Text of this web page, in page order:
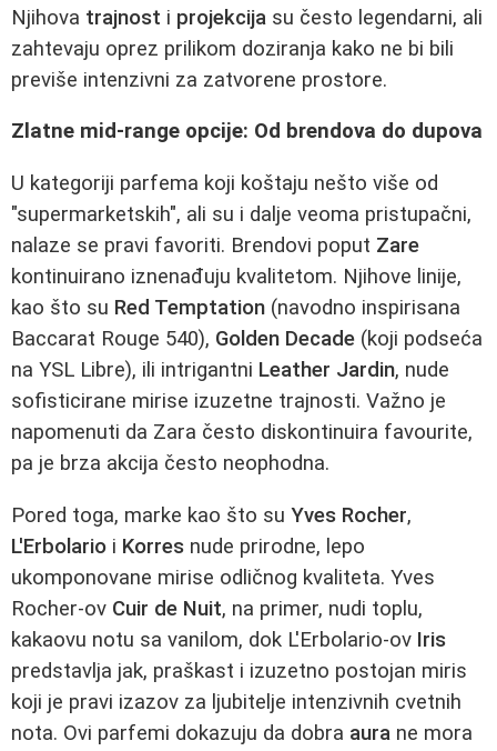
Njihova trajnost i projekcija su često legendarni, ali
zahtevaju oprez prilikom doziranja kako ne bi bili
previše intenzivni za zatvorene prostore.
Zlatne mid-range opcije: Od brendova do dupova
U kategoriji parfema koji koštaju nešto više od
"supermarketskih", ali su i dalje veoma pristupačni,
nalaze se pravi favoriti. Brendovi poput Zare
kontinuirano iznenađuju kvalitetom. Njihove linije,
kao što su Red Temptation (navodno inspirisana
Baccarat Rouge 540), Golden Decade (koji podseća
na YSL Libre), ili intrigantni Leather Jardin, nude
sofisticirane mirise izuzetne trajnosti. Važno je
napomenuti da Zara često diskontinuira favourite,
pa je brza akcija često neophodna.
Pored toga, marke kao što su Yves Rocher,
L'Erbolario i Korres nude prirodne, lepo
ukomponovane mirise odličnog kvaliteta. Yves
Rocher-ov Cuir de Nuit, na primer, nudi toplu,
kakaovu notu sa vanilom, dok L'Erbolario-ov Iris
predstavlja jak, praškast i izuzetno postojan miris
koji je pravi izazov za ljubitelje intenzivnih cvetnih
nota. Ovi parfemi dokazuju da dobra aura ne mora